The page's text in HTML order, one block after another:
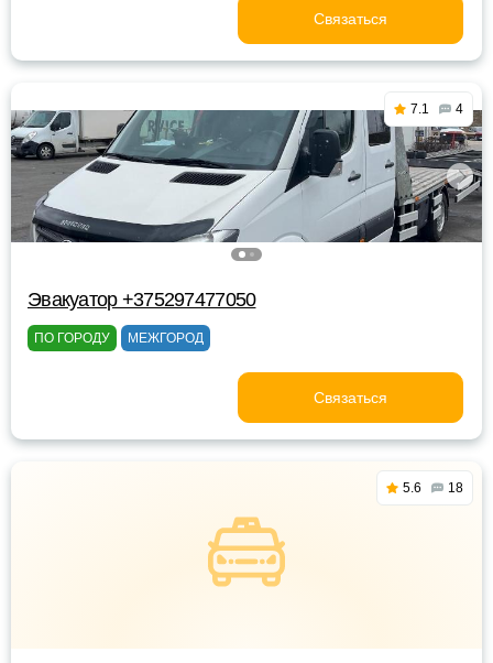
Связаться
7.1 4
Эвакуатор +375297477050
ПО ГОРОДУ МЕЖГОРОД
Связаться
5.6 18